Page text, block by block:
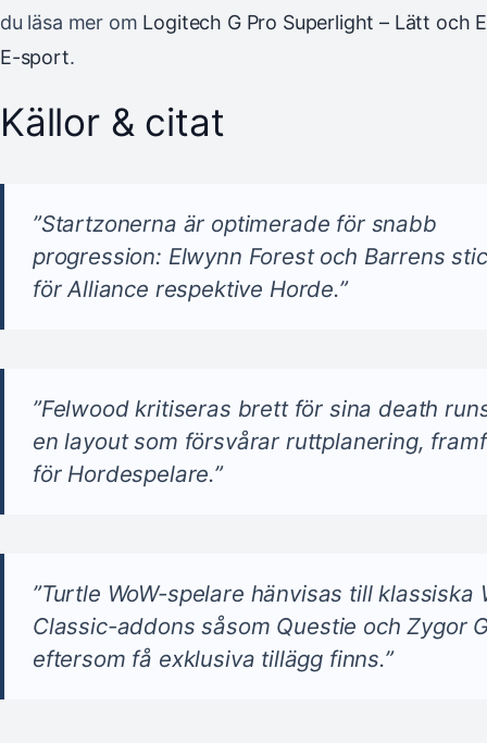
du läsa mer om Logitech G Pro Superlight – Lätt och
E-sport.
Källor & citat
”Startzonerna är optimerade för snabb
progression: Elwynn Forest och Barrens
för Alliance respektive Horde.”
”Felwood kritiseras brett för sina death
en layout som försvårar ruttplanering,
för Hordespelare.”
”Turtle WoW-spelare hänvisas till klassiska
Classic-addons såsom Questie och Zygor
eftersom få exklusiva tillägg finns.”